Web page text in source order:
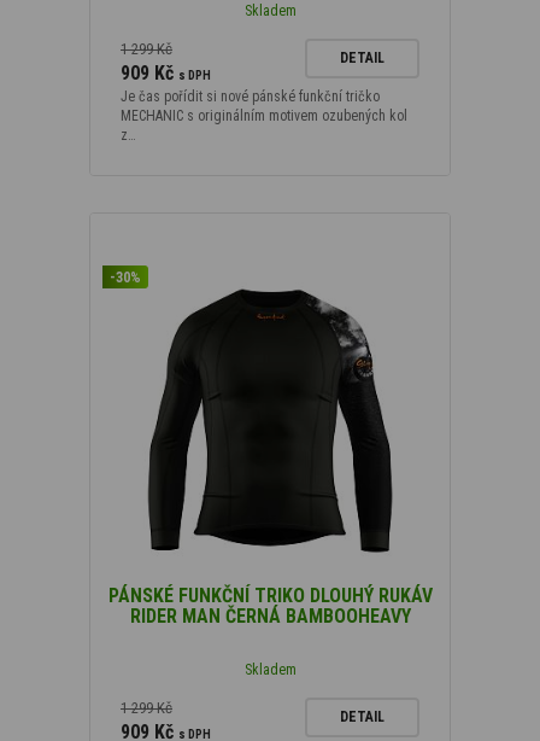
Skladem
1 299 Kč
909 Kč s DPH
DETAIL
Je čas pořídit si nové pánské funkční tričko
MECHANIC s originálním motivem ozubených kol
z…
-30%
PÁNSKÉ FUNKČNÍ TRIKO DLOUHÝ RUKÁV
RIDER MAN ČERNÁ BAMBOOHEAVY
Skladem
1 299 Kč
909 Kč s DPH
DETAIL